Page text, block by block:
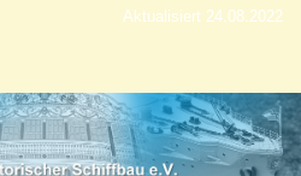
Aktualisiert 24.08.2022